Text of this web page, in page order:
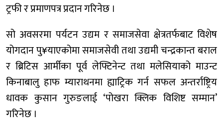
ट्रफी र प्रमाणपत्र प्रदान गरिनेछ ।
सो अवसरमा पर्यटन उद्यम र समाजसेवा क्षेत्रतर्फबाट विशेष
योगदान पु¥याएकोमा समाजसेवी तथा उद्यमी चन्द्रकान्त बराल
र ब्रिटिस आर्मीका पूर्व लेफ्टिनेन्ट तथा मलेसियाको माउन्ट
किनाबालु हाफ म्याराथनमा ह्याट्रिक गर्न सफल अन्तर्राष्ट्रिय
धावक कुसान गुरुङलाई ‘पोखरा क्लिक विशिष्ट सम्मान’
गरिनेछ ।